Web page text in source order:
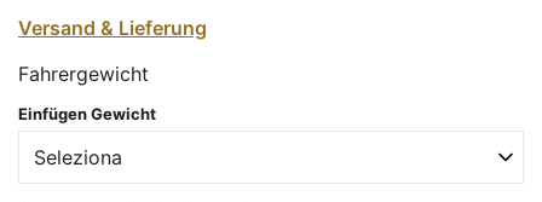
Versand & Lieferung
Fahrergewicht
Einfügen Gewicht